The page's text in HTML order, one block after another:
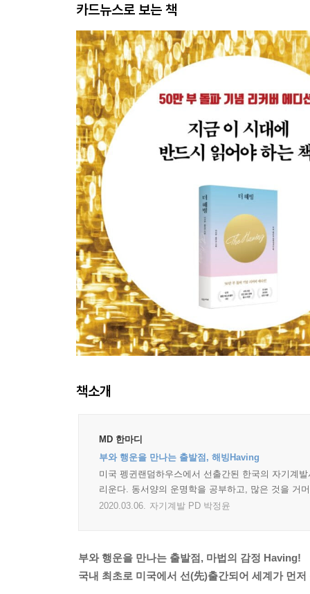
카드뉴스로 보는 책
책소개
MD 한마디
부와 행운을 만나는 출발점, 해빙Having
미국 펭귄랜덤하우스에서 선출간된 한국의 자기계
리운다. 동서양의 운명학을 공부하고, 많은 것을 거
2020.03.06. 자기계발 PD 박정윤
부와 행운을 만나는 출발점, 마법의 감정 Having!
국내 최초로 미국에서 선(先)출간되어 세계가 먼